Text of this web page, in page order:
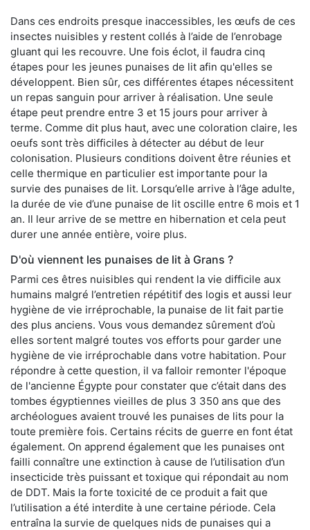
Dans ces endroits presque inaccessibles, les œufs de ces
insectes nuisibles y restent collés à l’aide de l’enrobage
gluant qui les recouvre. Une fois éclot, il faudra cinq
étapes pour les jeunes punaises de lit afin qu'elles se
développent. Bien sûr, ces différentes étapes nécessitent
un repas sanguin pour arriver à réalisation. Une seule
étape peut prendre entre 3 et 15 jours pour arriver à
terme. Comme dit plus haut, avec une coloration claire, les
oeufs sont très difficiles à détecter au début de leur
colonisation. Plusieurs conditions doivent être réunies et
celle thermique en particulier est importante pour la
survie des punaises de lit. Lorsqu’elle arrive à l’âge adulte,
la durée de vie d’une punaise de lit oscille entre 6 mois et 1
an. Il leur arrive de se mettre en hibernation et cela peut
durer une année entière, voire plus.
D'où viennent les punaises de lit à Grans ?
Parmi ces êtres nuisibles qui rendent la vie difficile aux
humains malgré l’entretien répétitif des logis et aussi leur
hygiène de vie irréprochable, la punaise de lit fait partie
des plus anciens. Vous vous demandez sûrement d’où
elles sortent malgré toutes vos efforts pour garder une
hygiène de vie irréprochable dans votre habitation. Pour
répondre à cette question, il va falloir remonter l'époque
de l'ancienne Égypte pour constater que c’était dans des
tombes égyptiennes vieilles de plus 3 350 ans que des
archéologues avaient trouvé les punaises de lits pour la
toute première fois. Certains récits de guerre en font état
également. On apprend également que les punaises ont
failli connaître une extinction à cause de l’utilisation d’un
insecticide très puissant et toxique qui répondait au nom
de DDT. Mais la forte toxicité de ce produit a fait que
l’utilisation a été interdite à une certaine période. Cela
entraîna la survie de quelques nids de punaises qui a